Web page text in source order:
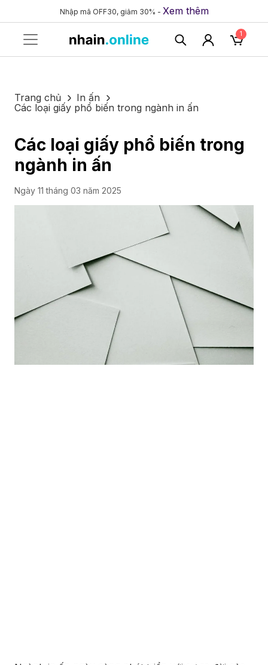
Nhập mã OFF30, giảm 30% - Xem thêm
1
Trang chủ
In ấn
Các loại giấy phổ biến trong ngành in ấn
Các loại giấy phổ biến trong
ngành in ấn
Ngày 11 tháng 03 năm 2025